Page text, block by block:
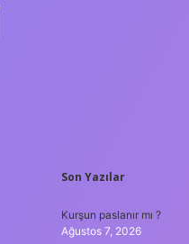
Son Yazılar
Kurşun paslanır mı ?
Ağustos 7, 2026